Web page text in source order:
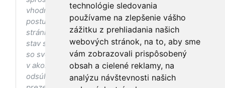
technológie sledovania
používame na zlepšenie vášho
zážitku z prehliadania našich
webových stránok, na to, aby sme
vám zobrazovali prispôsobený
obsah a cielené reklamy, na
analýzu návštevnosti našich
vhodných postupoch v oblasti zdravia, vhodnosti
postupov a odporúčaní prezentovaných na
stránke s ohľadom na Váš zdravotný
stav sa pred ich aplikáciou vždy vopred poraďte
so svojím ošetrujúcim lekárom, a to najmä ak ste
v akomkoľvek štádiu tehotenstva. Bez
odsúhlasenia postupov a odporúčaní